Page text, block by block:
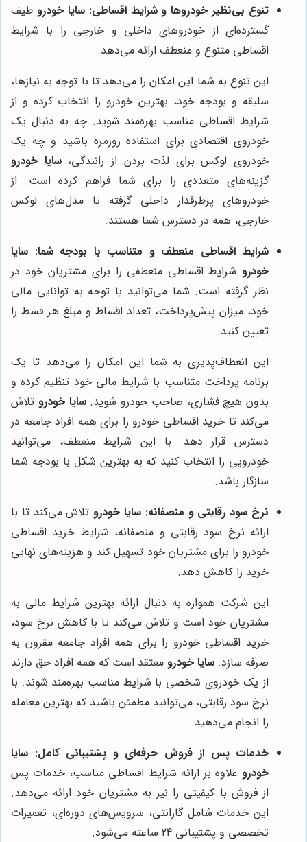
تنوع بی‌نظیر خودروها و شرایط اقساطی: سایا خودرو طیف
گسترده‌ای از خودروهای داخلی و خارجی را با شرایط
اقساطی متنوع و منعطف ارائه می‌دهد.
این تنوع به شما این امکان را می‌دهد تا با توجه به نیازها،
سلیقه و بودجه خود، بهترین خودرو را انتخاب کرده و از
شرایط اقساطی مناسب بهره‌مند شوید. چه به دنبال یک
خودروی اقتصادی برای استفاده روزمره باشید و چه یک
خودروی لوکس برای لذت بردن از رانندگی،سایا خودرو
گزینه‌های متعددی را برای شما فراهم کرده است. از
خودروهای پرطرفدار داخلی گرفته تا مدل‌های لوکس
خارجی، همه در دسترس شما هستند.
شرایط اقساطی منعطف و متناسب با بودجه شما: سایا
خودرو شرایط اقساطی منعطفی را برای مشتریان خود در
نظر گرفته است. شما می‌توانید با توجه به توانایی مالی
خود، میزان پیش‌پرداخت، تعداد اقساط و مبلغ هر قسط را
تعیین کنید.
این انعطاف‌پذیری به شما این امکان را می‌دهد تا یک
برنامه پرداخت متناسب با شرایط مالی خود تنظیم کرده و
بدون هیچ فشاری، صاحب خودرو شوید.سایا خودرو تلاش
می‌کند تا خرید اقساطی خودرو را برای همه افراد جامعه در
دسترس قرار دهد. با این شرایط منعطف، می‌توانید
خودرویی را انتخاب کنید که به بهترین شکل با بودجه شما
سازگار باشد.
نرخ سود رقابتی و منصفانه: سایا خودرو تلاش می‌کند تا با
ارائه نرخ سود رقابتی و منصفانه، شرایط خرید اقساطی
خودرو را برای مشتریان خود تسهیل کند و هزینه‌های نهایی
خرید را کاهش دهد.
این شرکت همواره به دنبال ارائه بهترین شرایط مالی به
مشتریان خود است و تلاش می‌کند تا با کاهش نرخ سود،
خرید اقساطی خودرو را برای همه افراد جامعه مقرون به
صرفه سازد. سایا خودرو معتقد است که همه افراد حق دارند
از یک خودروی شخصی با شرایط مناسب بهره‌مند شوند. با
نرخ سود رقابتی، می‌توانید مطمئن باشید که بهترین معامله
را انجام می‌دهید.
خدمات پس از فروش حرفه‌ای و پشتیبانی کامل: سایا
خودرو علاوه بر ارائه شرایط اقساطی مناسب، خدمات پس
از فروش با کیفیتی را نیز به مشتریان خود ارائه می‌دهد.
این خدمات شامل گارانتی، سرویس‌های دوره‌ای، تعمیرات
تخصصی و پشتیبانی 24 ساعته می‌شود.